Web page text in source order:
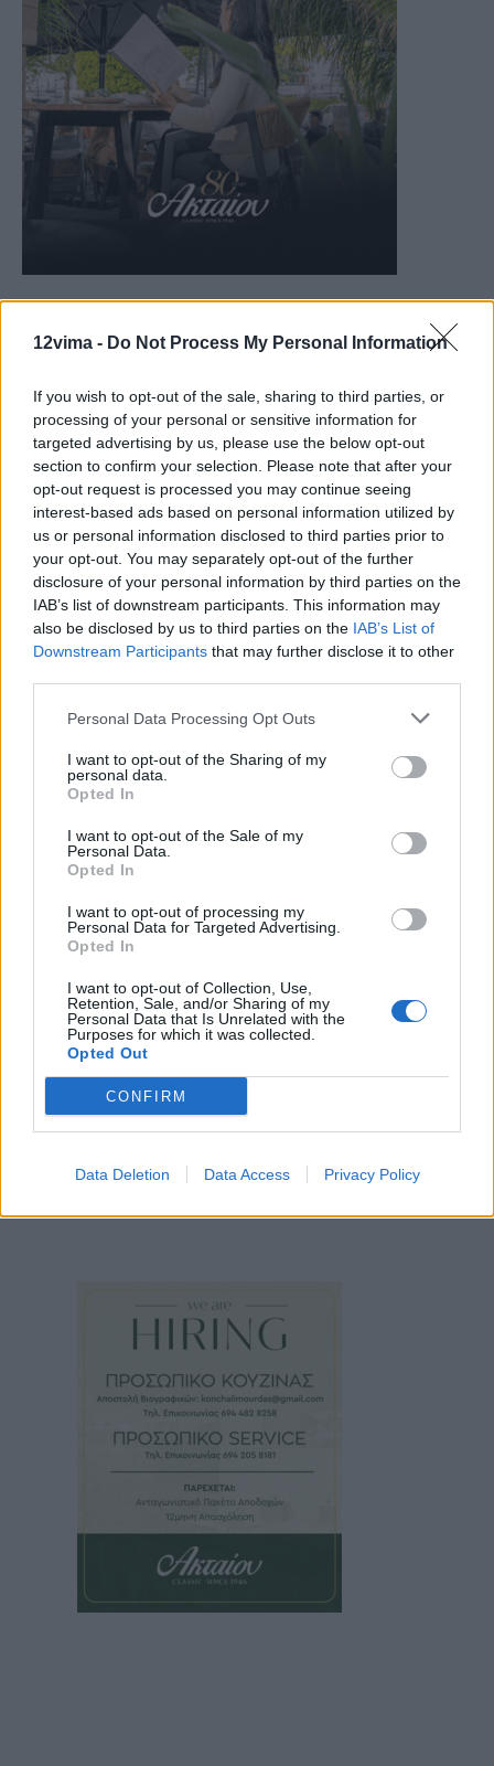
12vima - Do Not Process My Personal Information
If you wish to opt-out of the sale, sharing to third parties, or
processing of your personal or sensitive information for
targeted advertising by us, please use the below opt-out
section to confirm your selection. Please note that after your
opt-out request is processed you may continue seeing
interest-based ads based on personal information utilized by
us or personal information disclosed to third parties prior to
your opt-out. You may separately opt-out of the further
disclosure of your personal information by third parties on the
IAB’s list of downstream participants. This information may
also be disclosed by us to third parties on the IAB’s List of
Downstream Participants that may further disclose it to other
Personal Data Processing Opt Outs
I want to opt-out of the Sharing of my
personal data.
Opted In
I want to opt-out of the Sale of my
Personal Data.
Opted In
I want to opt-out of processing my
Personal Data for Targeted Advertising.
Opted In
I want to opt-out of Collection, Use,
Retention, Sale, and/or Sharing of my
Personal Data that Is Unrelated with the
Purposes for which it was collected.
Opted Out
CONFIRM
Data Deletion Data Access Privacy Policy